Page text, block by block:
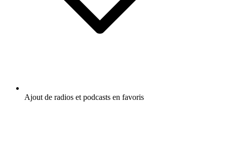
Ajout de radios et podcasts en favoris